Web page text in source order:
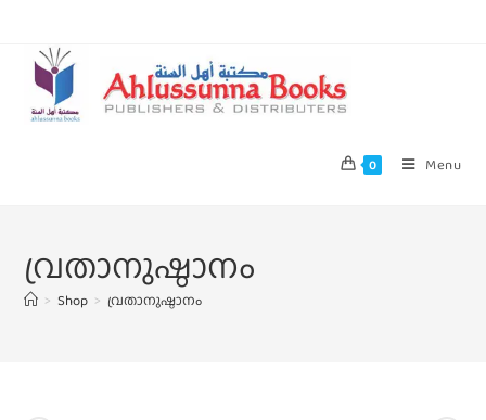
0 Menu
വ്രതാനുഷ്ഠാനം
> Shop > വ്രതാനുഷ്ഠാനം